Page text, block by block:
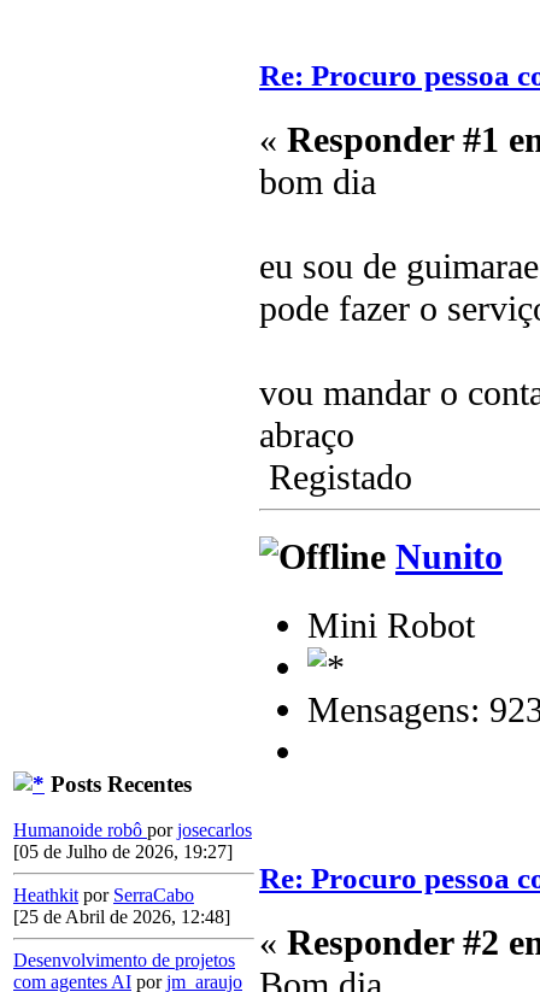
Posts Recentes
Humanoide robô porjosecarlos
[05 de Julho de 2026, 19:27]
Heathkit por SerraCabo
[25 de Abril de 2026, 12:48]
Desenvolvimento de projetos
com agentes AI porjm_araujo
Re: Procuro pessoa
« Responder #1
bom dia
eu sou de
pode fazer o
vou mandar o
abraço
Registado
Nunito
Mini Robot
Mensagens:
Re: Procuro pessoa
« Responder #2